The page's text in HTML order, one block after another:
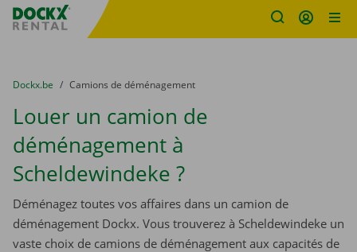
sitename
You are here:
du
Dockx.be to
Camions de déménagement
Louer un camion de
déménagement à
Scheldewindeke ?
Déménagez toutes vos affaires dans un camion de
déménagement Dockx. Vous trouverez à Scheldewindeke un
vaste choix de camions de déménagement aux capacités de